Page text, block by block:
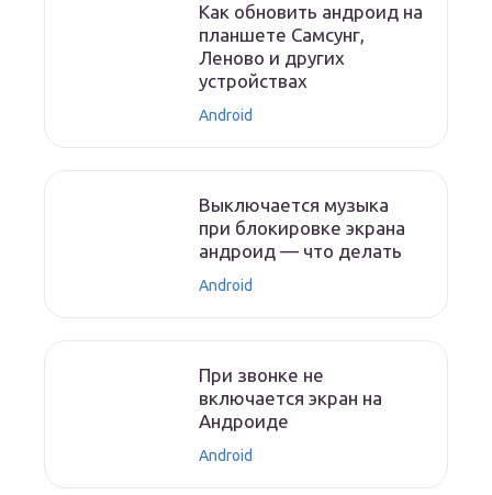
Как обновить андроид на
планшете Самсунг,
Леново и других
устройствах
Android
Выключается музыка
при блокировке экрана
андроид — что делать
Android
При звонке не
включается экран на
Андроиде
Android